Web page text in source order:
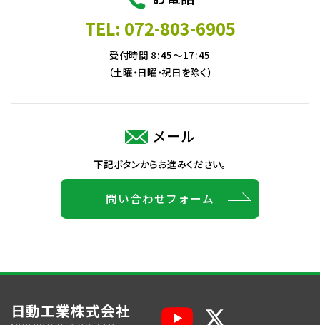
TEL: 072-803-6905
受付時間 8:45～17:45
（土曜・日曜・祝日を除く）
メール
下記ボタンからお進みください。
問い合わせフォーム
日動工業株式会社